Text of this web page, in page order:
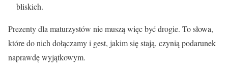
bliskich.
Prezenty dla maturzystów nie muszą więc być drogie. To słowa,
które do nich dołączamy i gest, jakim się stają, czynią podarunek
naprawdę wyjątkowym.